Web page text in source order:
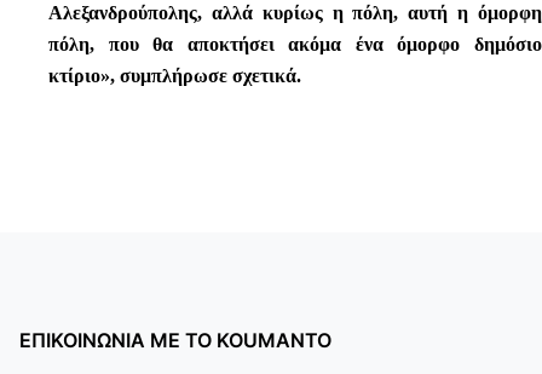
Αλεξανδρούπολης, αλλά κυρίως η πόλη, αυτή η όμορφη
πόλη, που θα αποκτήσει ακόμα ένα όμορφο δημόσιο
κτίριο», συμπλήρωσε σχετικά.
ΕΠΙΚΟΙΝΩΝΙΑ ΜΕ ΤΟ KOUMANTO